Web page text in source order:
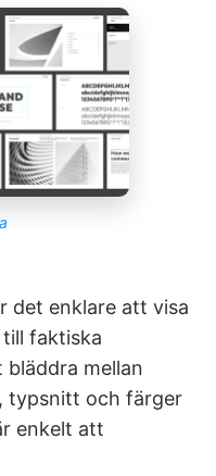
det enklare att visa
faktiska
mellan
typsnitt och färger
enkelt att